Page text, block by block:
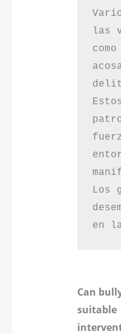
las
Los
en
Can
suitable